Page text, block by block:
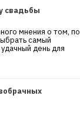
свадьбы
мнения о том, по
самый
день для